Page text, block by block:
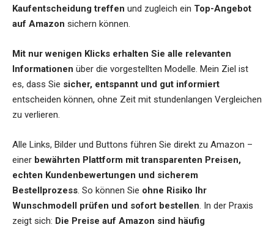
Kaufentscheidung treffen und zugleich ein Top-Angebot
auf Amazon sichern können.
Mit nur wenigen Klicks erhalten Sie alle relevanten
Informationen über die vorgestellten Modelle. Mein Ziel ist
es, dass Sie sicher, entspannt und gut informiert
entscheiden können, ohne Zeit mit stundenlangen Vergleichen
zu verlieren.
Alle Links, Bilder und Buttons führen Sie direkt zu Amazon –
einer bewährten Plattform mit transparenten Preisen,
echten Kundenbewertungen und sicherem
Bestellprozess. So können Sie ohne Risiko Ihr
Wunschmodell prüfen und sofort bestellen. In der Praxis
zeigt sich: Die Preise auf Amazon sind häufig